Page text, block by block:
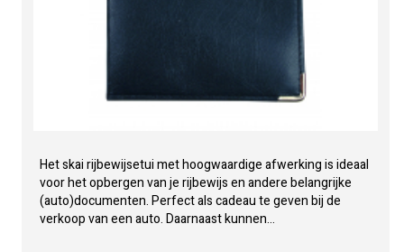
Het skai rijbewijsetui met hoogwaardige afwerking is ideaal
voor het opbergen van je rijbewijs en andere belangrijke
(auto)documenten. Perfect als cadeau te geven bij de
verkoop van een auto. Daarnaast kunnen...